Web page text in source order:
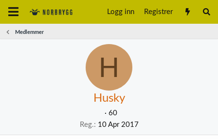
Logg inn Registrer
Medlemmer
H
Husky
· 60
Reg.
10 Apr 2017